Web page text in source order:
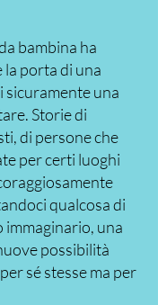
bambina ha
la porta di una
sicuramente una
Storie di
di persone che
per certi luoghi
qualcosa di
una
possibilità
sé stesse ma per